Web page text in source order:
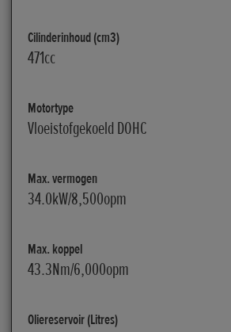
Cilinderinhoud (cm3)
471cc
Motortype
Vloeistofgekoeld DOHC
Max. vermogen
34.0kW/8,500opm
Max. koppel
43.3Nm/6,000opm
Oliereservoir (Litres)